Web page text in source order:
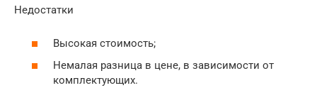
Недостатки
Высокая стоимость;
Немалая разница в цене, в зависимости от
комплектующих.